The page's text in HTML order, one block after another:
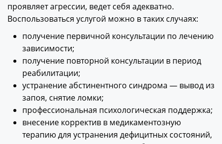
проявляет агрессии, ведет себя адекватно.
Воспользоваться услугой можно в таких случаях:
получение первичной консультации по лечению
зависимости;
получение повторной консультации в период
реабилитации;
устранение абстинентного синдрома — вывод из
запоя, снятие ломки;
профессиональная психологическая поддержка;
внесение корректив в медикаментозную
терапию для устранения дефицитных состояний,